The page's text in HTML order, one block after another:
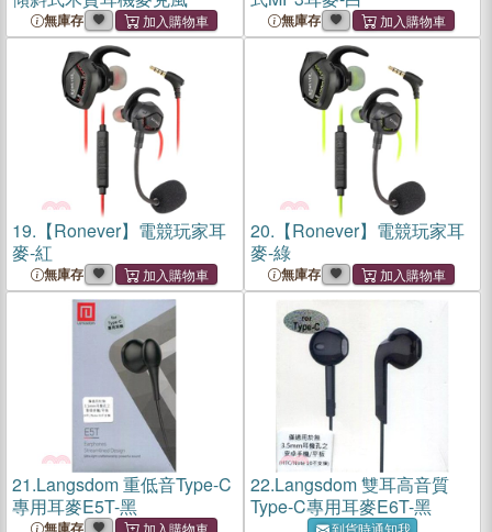
無庫存 無庫存
19. 【Ronever】電競玩家耳
麥-紅
無庫存
20. 【Ronever】電競玩家耳
麥-綠
無庫存
21.Langsdom 重低音Type-C
專用耳麥E5T-黑
無庫存
22.Langsdom 雙耳高音質
Type-C專用耳麥E6T-黑
到貨時通知我